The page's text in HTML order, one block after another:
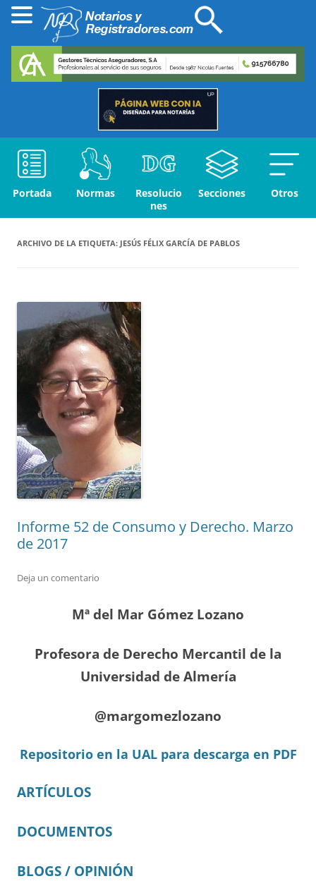
Portada Normas
Resolucio
nes
Secciones Otros
ARCHIVO DE LA ETIQUETA: JESÚS FÉLIX GARCÍA DE PABLOS
Informe 52 de Consumo y Derecho. Marzo
de 2017
Deja un comentario
Mª del Mar Gómez Lozano
Profesora de Derecho Mercantil de la
Universidad de Almería
@margomezlozano
Repositorio en la UAL para descarga en PDF
ARTÍCULOS
DOCUMENTOS
BLOGS / OPINIÓN